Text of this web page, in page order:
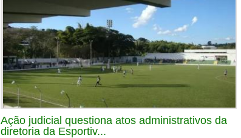
Ação judicial questiona atos administrativos da
diretoria da Esportiv...